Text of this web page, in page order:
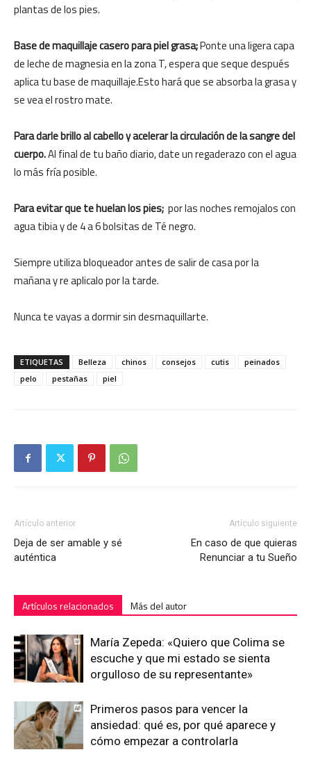
plantas de los pies.
Base de maquillaje casero para piel grasa;Ponte una ligera capa
de leche de magnesia en la zona T, espera que seque después
aplica tu base de maquillaje.Esto hará que se absorba la grasa y
se vea el rostro mate.
Para darle brillo al cabello y acelerar la circulación de la sangre del
cuerpo.Al final de tu baño diario, date un regaderazo con el agua
lo más fría posible.
Para evitar que te huelan los pies; por las noches remojalos con
agua tibia y de 4 a 6 bolsitas de Té negro.
Siempre utiliza bloqueador antes de salir de casa por la
mañana y re aplicalo por la tarde.
Nunca te vayas a dormir sin desmaquillarte.
ETIQUETAS Belleza chinos consejos cutis
peinados
pelo
pestañas piel
Artículo anterior
Deja de ser amable y sé
auténtica
Artículo siguiente
En caso de que quieras
Renunciar a tu Sueño
Artículos relacionados Más del autor
María Zepeda: «Quiero que Colima se
escuche y que mi estado se sienta
orgulloso de su representante»
Primeros pasos para vencer la
ansiedad: qué es, por qué aparece y
cómo empezar a controlarla